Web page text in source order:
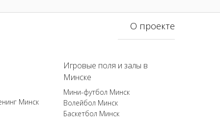
О проекте
Минск
Игровые поля и залы в
Минске
Мини-футбол Минск
Волейбол Минск
Баскетбол Минск